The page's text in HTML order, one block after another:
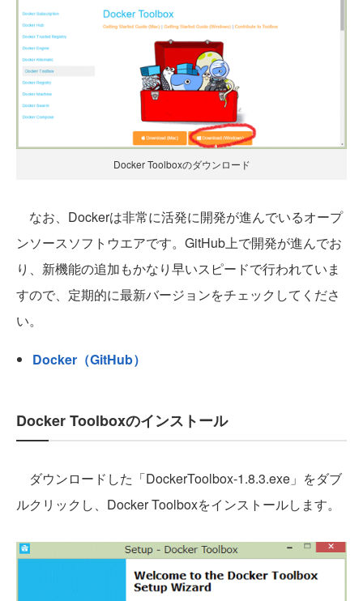
Docker Toolboxのダウンロード
なお、Dockerは非常に活発に開発が進んでいるオープ
ンソースソフトウエアです。GitHub上で開発が進んでお
り、新機能の追加もかなり早いスピードで行われていま
すので、定期的に最新バージョンをチェックしてくださ
い。
Docker（GitHub）
Docker Toolboxのインストール
ダウンロードした「DockerToolbox-1.8.3.exe」をダブ
ルクリックし、Docker Toolboxをインストールします。